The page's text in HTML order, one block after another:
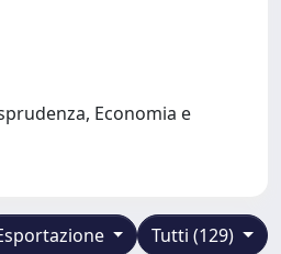
Economia e
Tutti (129)